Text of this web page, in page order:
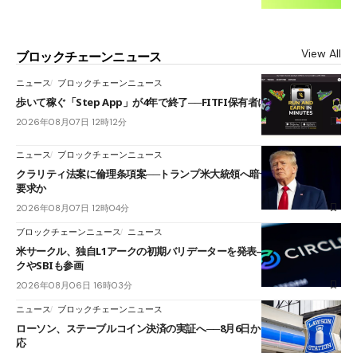
ブロックチェーンニュース View All
ニュース ブロックチェーンニュース
歩いて稼ぐ「Step App」が4年で終了──FITFI保有者に対応呼びかけ
2026年08月07日 12時12分
ニュース ブロックチェーンニュース
クラリティ法案に倫理条項案──トランプ米大統領へ暗号資産事業の売却
要求か
2026年08月07日 12時04分
ブロックチェーンニュース ニュース
米サークル、独自L1アークの初期バリデーターを発表――ブラックロッ
クやSBIも参画
2026年08月06日 16時03分
ニュース ブロックチェーンニュース
ローソン、ステーブルコイン決済の実証へ──8月6日からJPYCやUSDC対
応